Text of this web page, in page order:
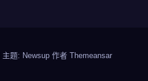
主题: Newsup 作者 Themeansar